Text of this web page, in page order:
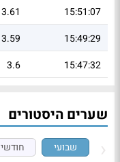
15:51:07
3.61
15:49:29
3.59
15:47:32
3.6
שערים היסטורים
שבועי חודשי